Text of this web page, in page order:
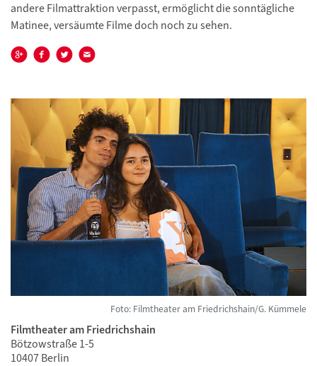
andere Filmattraktion verpasst, ermöglicht die sonntägliche
Matinee, versäumte Filme doch noch zu sehen.
Foto: Filmtheater am Friedrichshain/G. Kümmele
Filmtheater am Friedrichshain
Bötzowstraße 1-5
10407 Berlin